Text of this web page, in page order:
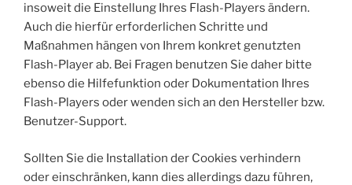
insoweit die Einstellung Ihres Flash-Players ändern.
Auch die hierfür erforderlichen Schritte und
Maßnahmen hängen von Ihrem konkret genutzten
Flash-Player ab. Bei Fragen benutzen Sie daher bitte
ebenso die Hilfefunktion oder Dokumentation Ihres
Flash-Players oder wenden sich an den Hersteller bzw.
Benutzer-Support.
Sollten Sie die Installation der Cookies verhindern
oder einschränken, kann dies allerdings dazu führen,